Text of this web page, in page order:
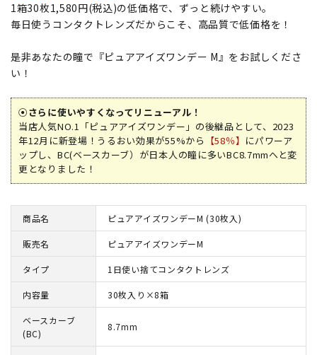
1箱30枚1,580円(税込)の低価格で、ずっと続けやすい。
毎日使うコンタクトレンズだからこそ、高品質で低価格を！
是非あなたの瞳で『ピュアアイズワンデー M』をお試しくださ
い！
⦿さらに使いやすくなってリニューアル！
当店人気NO.1「ピュアアイズワンデー」の後継品として、2023
年12月に新登場！うるおい効果が55%から 【58％】 にパワーア
ップし、BC(ベースカーブ）が日本人の瞳に多いBC8.7mmへと変
更となりました！
商品名 ピュアアイズワンデーM (30枚入)
販売名 ピュアアイズワンデーM
タイプ 1日使い捨てコンタクトレンズ
内容量 30枚入り×8箱
ベースカーブ
(BC)
8.7mm